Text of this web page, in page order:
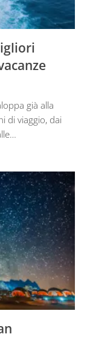
già alla
di viaggio, dai